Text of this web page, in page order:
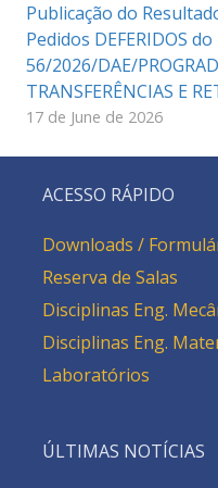
Publicação do
Pedidos DEFERIDOS
56/2026/DAE/
TRANSFERÊNCIAS E
17 de June de 2026
ACESSO RÁPIDO
Downloads /
Reserva de Salas
Disciplinas Eng.
Disciplinas Eng.
Laboratórios
ÚLTIMAS NOTÍCIAS